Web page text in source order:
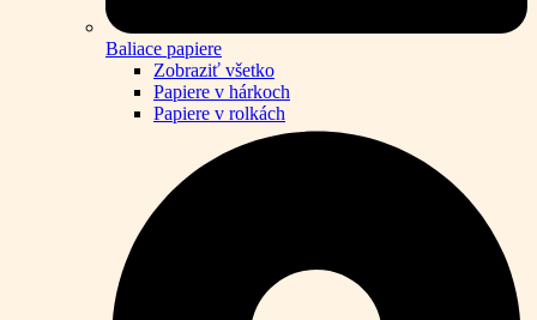
Baliace papiere
Zobraziť všetko
Papiere v hárkoch
Papiere v rolkách